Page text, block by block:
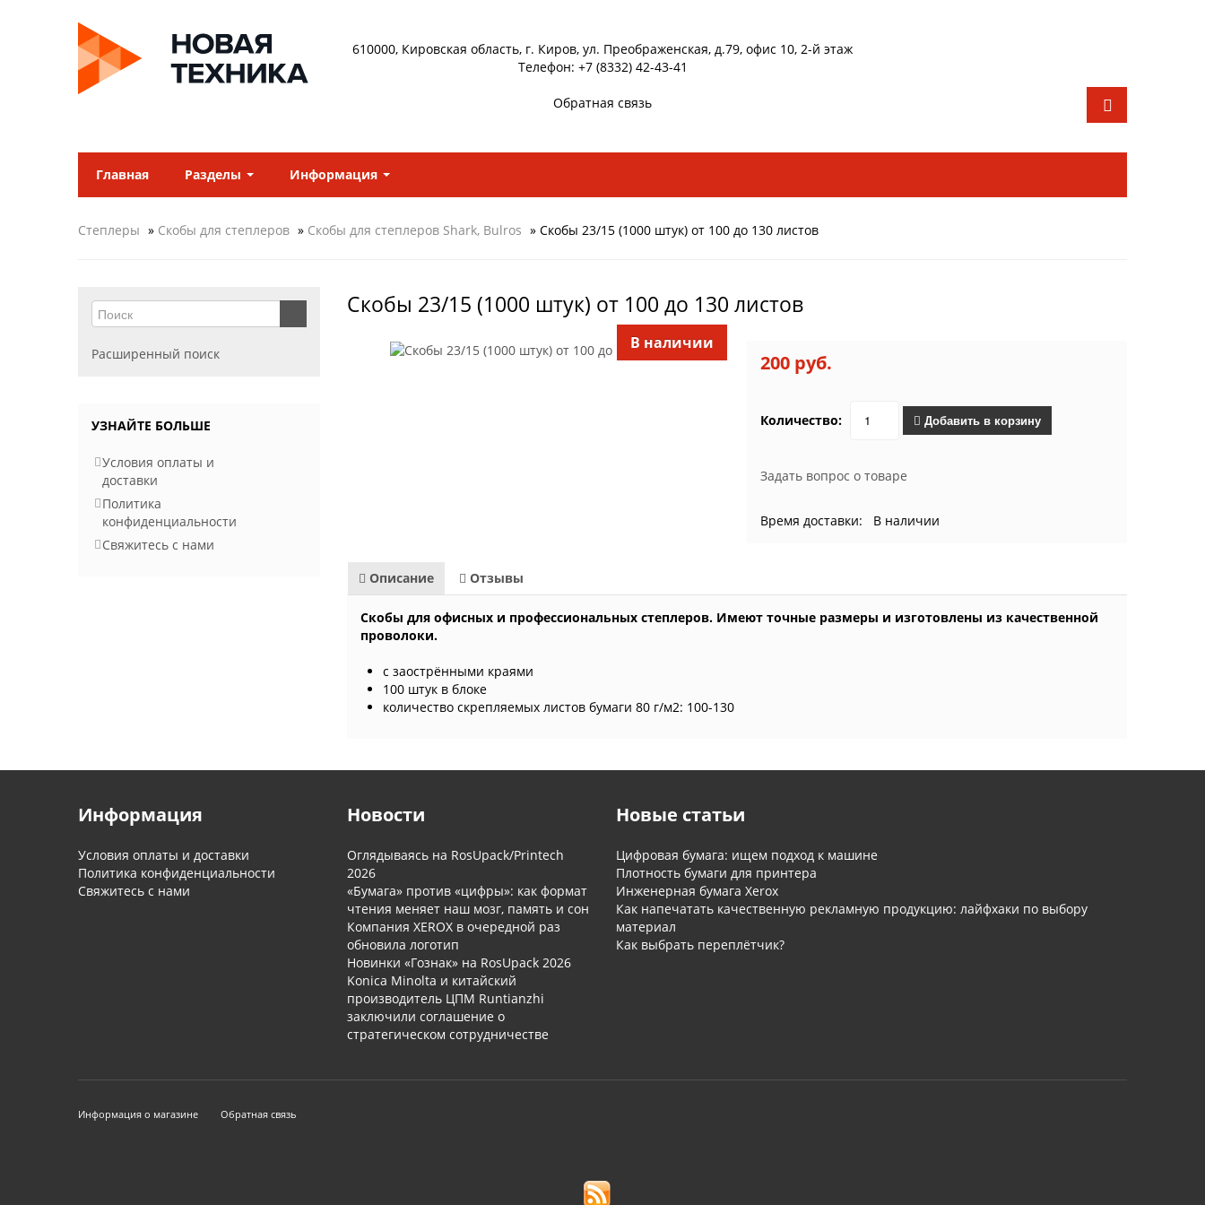
610000, Кировская область, г. Киров, ул. Преображенская, д.79, офис 10, 2-й этаж
Телефон: +7 (8332) 42-43-41
Обратная связь
Главная Разделы Информация
Степлеры » Скобы для степлеров » Скобы для степлеров Shark, Bulros » Скобы 23/15 (1000 штук) от 100 до 130 листов
Скобы 23/15 (1000 штук) от 100 до 130 листов
В наличии
200 руб.
Количество: Добавить в корзину
Задать вопрос о товаре
Время доставки: В наличии
Описание Отзывы
Скобы для офисных и профессиональных степлеров. Имеют точные размеры и изготовлены из качественной
проволоки.
с заострёнными краями
100 штук в блоке
количество скрепляемых листов бумаги 80 г/м2: 100-130
Расширенный поиск
УЗНАЙТЕ БОЛЬШЕ
Условия оплаты и
доставки
Политика
конфиденциальности
Свяжитесь с нами
Информация
Условия оплаты и доставки
Политика конфиденциальности
Свяжитесь с нами
Новости
Оглядываясь на RosUpack/Printech
2026
«Бумага» против «цифры»: как формат
чтения меняет наш мозг, память и сон
Компания XEROX в очередной раз
обновила логотип
Новинки «Гознак» на RosUpack 2026
Konica Minolta и китайский
производитель ЦПМ Runtianzhi
заключили соглашение о
стратегическом сотрудничестве
Новые статьи
Цифровая бумага: ищем подход к машине
Плотность бумаги для принтера
Инженерная бумага Xerox
Как напечатать качественную рекламную продукцию: лайфхаки по выбору
материал
Как выбрать переплётчик?
Информация о магазине Обратная связь